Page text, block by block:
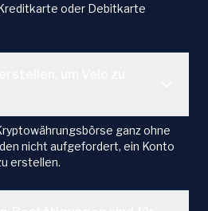
oder Debitkarte
ganz ohne
nicht aufgefordert, ein Konto
erstellen.